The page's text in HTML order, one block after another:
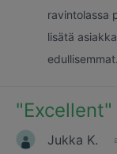
ravintolassa
lisätä
edullisemmat.
"Excellent"
Jukka K.